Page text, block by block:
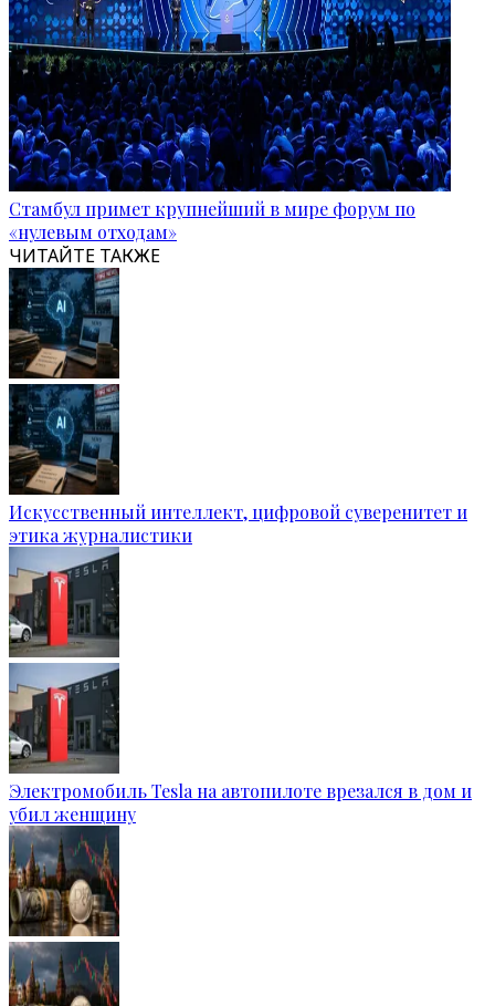
Стамбул примет крупнейший в мире форум по
«нулевым отходам»
ЧИТАЙТЕ ТАКЖЕ
Искусственный интеллект, цифровой суверенитет и
этика журналистики
Электромобиль Tesla на автопилоте врезался в дом и
убил женщину